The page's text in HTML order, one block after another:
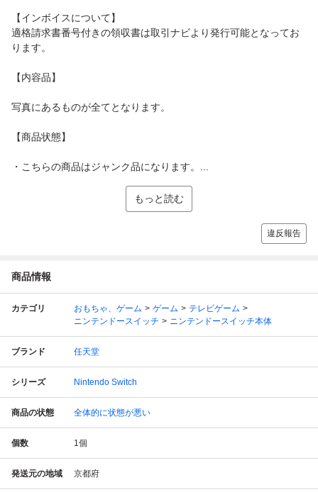
【インボイスについて】
適格請求書番号付きの領収書は取引ナビより発行可能となってお
ります。
【内容品】
写真にあるものが全てとなります。
【商品状態】
・こちらの商品はジャンク品になります。...
もっと読む
違反報告
商品情報
カテゴリ おもちゃ、ゲーム ゲーム
テレビゲーム
ニンテンドースイッチ
ニンテンドースイッチ本体
ブランド 任天堂
シリーズ Nintendo Switch
商品の状態 全体的に状態が悪い
個数 1個
発送元の地域 京都府